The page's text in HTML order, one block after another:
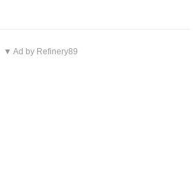
▼ Ad by Refinery89